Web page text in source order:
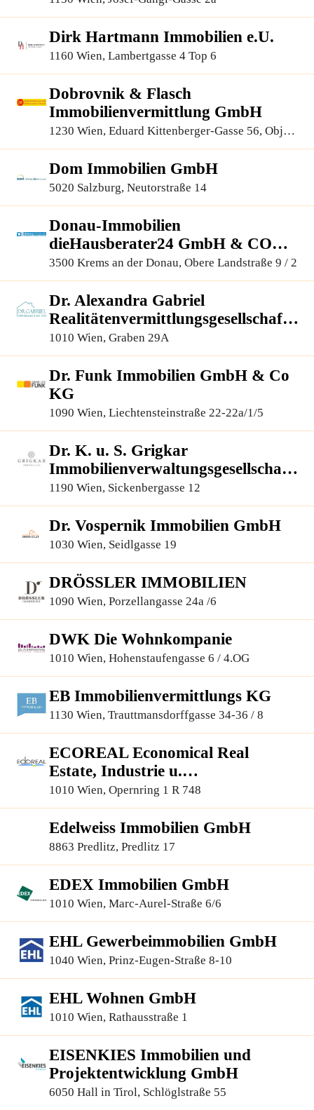
Dirk Hartmann Immobilien e.U.
1160 Wien, Lambertgasse 4 Top 6
Dobrovnik & Flasch
Immobilienvermittlung GmbH
1230 Wien, Eduard Kittenberger-Gasse 56, Objekt
Dom Immobilien GmbH
5020 Salzburg, Neutorstraße 14
Donau-Immobilien
dieHausberater24 GmbH & CO
KG
3500 Krems an der Donau, Obere Landstraße 9 / 2
Dr. Alexandra Gabriel
Realitätenvermittlungsgesellschaft
m.b.H.
1010 Wien, Graben 29A
Dr. Funk Immobilien GmbH & Co
KG
1090 Wien, Liechtensteinstraße 22-22a/1/5
Dr. K. u. S. Grigkar
Immobilienverwaltungsgesellschaft
m.b.H.
1190 Wien, Sickenbergasse 12
Dr. Vospernik Immobilien GmbH
1030 Wien, Seidlgasse 19
DRÖSSLER IMMOBILIEN
1090 Wien, Porzellangasse 24a /6
DWK Die Wohnkompanie
1010 Wien, Hohenstaufengasse 6 / 4.OG
EB Immobilienvermittlungs KG
1130 Wien, Trauttmansdorffgasse 34-36 / 8
ECOREAL Economical Real
Estate, Industrie u.
Immobilienvermittlung G.m.b.H
1010 Wien, Opernring 1 R 748
Edelweiss Immobilien GmbH
8863 Predlitz, Predlitz 17
EDEX Immobilien GmbH
1010 Wien, Marc-Aurel-Straße 6/6
EHL Gewerbeimmobilien GmbH
1040 Wien, Prinz-Eugen-Straße 8-10
EHL Wohnen GmbH
1010 Wien, Rathausstraße 1
EISENKIES Immobilien und
Projektentwicklung GmbH
6050 Hall in Tirol, Schlöglstraße 55